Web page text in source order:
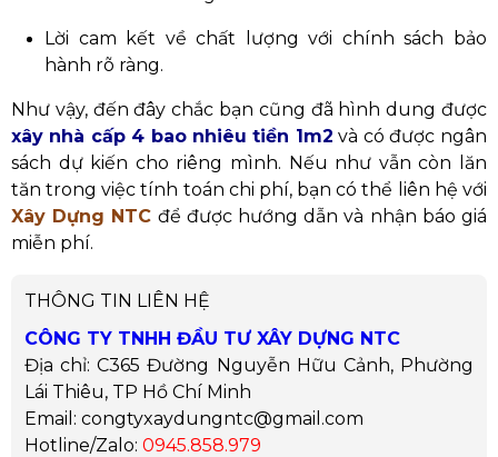
Lời cam kết về chất lượng với chính sách bảo
hành rõ ràng.
Như vậy, đến đây chắc bạn cũng đã hình dung được
xây nhà cấp 4 bao nhiêu tiền 1m2 và có được ngân
sách dự kiến cho riêng mình. Nếu như vẫn còn lăn
tăn trong việc tính toán chi phí, bạn có thể liên hệ với
Xây Dựng NTC để được hướng dẫn và nhận báo giá
miễn phí.
THÔNG TIN LIÊN HỆ
CÔNG TY TNHH ĐẦU TƯ XÂY DỰNG NTC
Địa chỉ: C365 Đường Nguyễn Hữu Cảnh, Phường
Lái Thiêu, TP Hồ Chí Minh
Email: congtyxaydungntc@gmail.com
Hotline/Zalo: 0945.858.979